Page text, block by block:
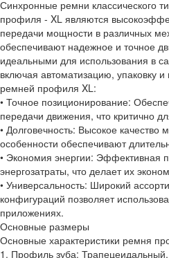
Синхронные ремни классического
профиля - XL являются
передачи мощности в различных
обеспечивают надежное и точное
идеальными для использования в
включая автоматизацию, упаковку
ремней профиля XL:
• Точное позиционирование:
передачи движения, что критично
• Долговечность: Высокое качество
особенности обеспечивают
• Экономия энергии: Эффективная
энергозатраты, что делает их
• Универсальность: Широкий
конфигураций позволяет
приложениях.
Основные размеры
Основные характеристики ремня
1. Профиль зуба: